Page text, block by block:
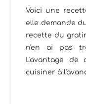
Voici une
elle demande
recette du
n'en ai pas
L'avantage
cuisiner à